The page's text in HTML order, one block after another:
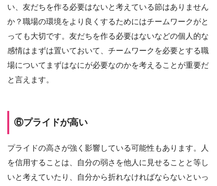
い、友だちを作る必要はないと考えている節はありません
か？職場の環境をより良くするためにはチームワークがと
っても大切です。友だちを作る必要はないなどの個人的な
感情はまずは置いておいて、チームワークを必要とする職
場についてまずはなにが必要なのかを考えることが重要だ
と言えます。
⑥プライドが高い
プライドの高さが強く影響している可能性もあります。人
を信用することは、自分の弱さを他人に見せることと等し
いと考えていたり、自分から折れなければならないといっ